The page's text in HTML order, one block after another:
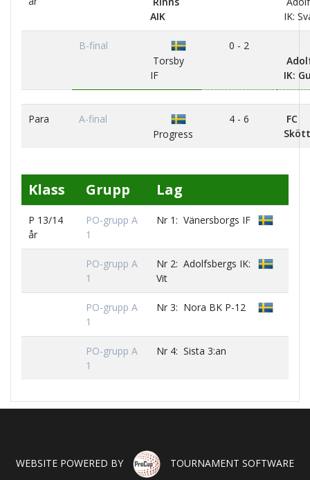
AIK
IK:
B-final
Torsby
IF
0 - 2
IK:
Para
A-final
Progress
4 - 6
FC
Skött
Klass Grupp Lag
P 13/14
år
PO-grupp A
1
Nr 1: Vänersborgs IF
PO-grupp A
1
Nr 2: Adolfsbergs IK:
Vit
PO-grupp A
1
Nr 3: Nora BK P-12
PO-grupp A
1
Nr 4: Sista 3:an
WEBSITE POWERED BY TOURNAMENT SOFTWARE